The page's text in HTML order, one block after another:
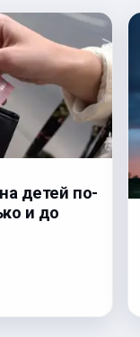
детей по-
и до